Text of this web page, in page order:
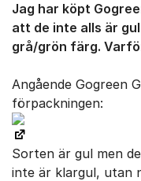
Jag har köpt
att de inte alls är
grå/grön färg.
Angående Gogreen
förpackningen:
Sorten är gul men
inte är klargul, utan